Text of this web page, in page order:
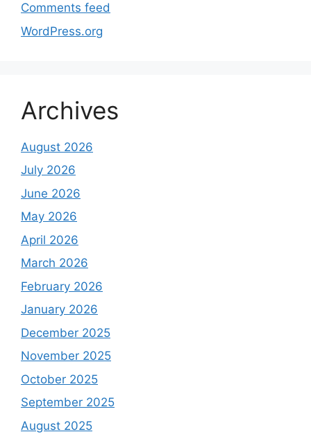
Comments feed
WordPress.org
Archives
August 2026
July 2026
June 2026
May 2026
April 2026
March 2026
February 2026
January 2026
December 2025
November 2025
October 2025
September 2025
August 2025